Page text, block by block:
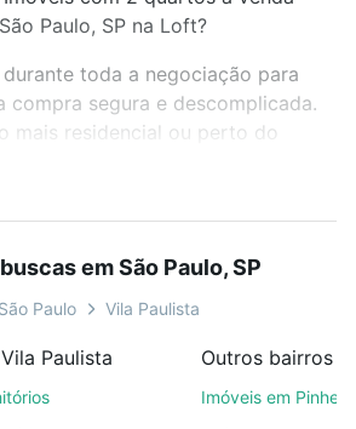
Paulo, SP na Loft?
toda a negociação para
compra segura e descomplicada.
mais residencial ou perto do
com 2 quartos à venda em
SP para conquistar seu
sem compromisso e você
de 46 mil corretores e
em São Paulo, SP
Paulo Vila Paulista
Paulista Outros bairros
Imóveis em